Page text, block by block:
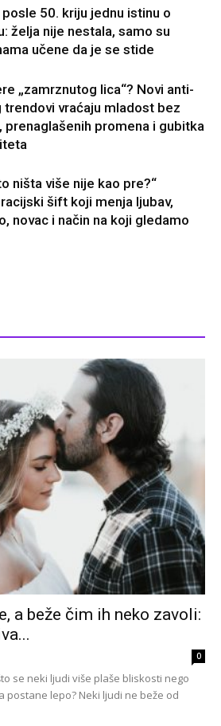
50. kriju jednu istinu o
želja nije nestala, samo su
učene da je se stide
„zamrznutog lica“? Novi anti-
trendovi vraćaju mladost bez
prenaglašenih promena i gubitka
ništa više nije kao pre?“
šift koji menja ljubav,
novac i način na koji gledamo
a beže čim ih neko zavoli:
0
se neki ljudi više plaše bliskosti nego
postane lepo? Neki ljudi ne beže od